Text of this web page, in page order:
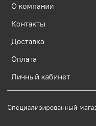
О компании
Контакты
Доставка
Оплата
Личный кабинет
Специализированный